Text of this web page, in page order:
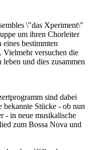
\"das Xperiment\"
um ihren Chorleiter
bestimmten
Vielmehr versuchen die
und dies zusammen
sind dabei
bekannte Stücke - ob nun
- in neue musikalische
zum Bossa Nova und